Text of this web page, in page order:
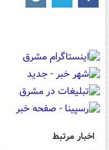
اخبار مرتبط